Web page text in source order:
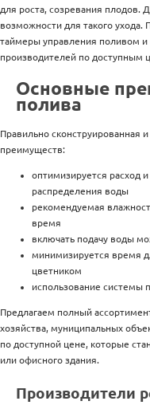
для роста, созревания плодов.
возможности для такого
таймеры управления поливом
производителей по доступным
Основные
полива
Правильно сконструированная
преимуществ:
оптимизируется расход
распределения воды
рекомендуемая
время
включать подачу воды
минимизируется время
цветником
использование системы
Предлагаем полный
хозяйства, муниципальных
по доступной цене, которые
или офисного здания.
Производители